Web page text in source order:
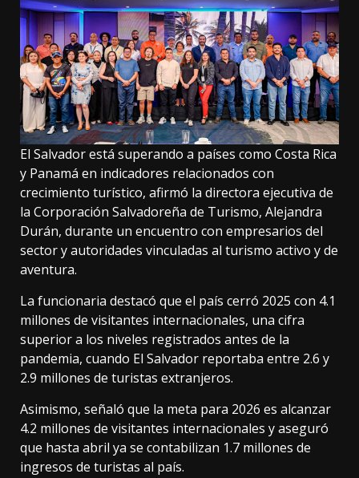
El Salvador está superando a países como Costa Rica
y Panamá en indicadores relacionados con
crecimiento turístico, afirmó la directora ejecutiva de
la Corporación Salvadoreña de Turismo, Alejandra
Durán, durante un encuentro con empresarios del
sector y autoridades vinculadas al turismo activo y de
aventura.
La funcionaria destacó que el país cerró 2025 con 4.1
millones de visitantes internacionales, una cifra
superior a los niveles registrados antes de la
pandemia, cuando El Salvador reportaba entre 2.6 y
2.9 millones de turistas extranjeros.
Asimismo, señaló que la meta para 2026 es alcanzar
4.2 millones de visitantes internacionales y aseguró
que hasta abril ya se contabilizan 1.7 millones de
ingresos de turistas al país.